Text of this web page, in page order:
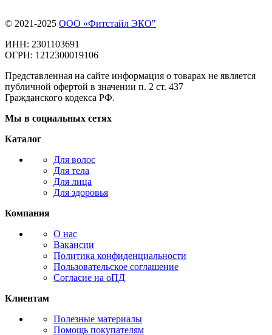
© 2021-2025 ООО «Фитстайл ЭКО"
ИНН: 2301103691
ОГРН: 1212300019106
Представленная на сайте информация о товарах не является
публичной офертой в значении п. 2 ст. 437
Гражданского кодекса РФ.
Мы в социальных сетях
Каталог
Для волос
Для тела
Для лица
Для здоровья
Компания
О нас
Вакансии
Политика конфиденциальности
Пользовательское соглашение
Согласие на оПД
Клиентам
Полезные материалы
Помощь покупателям